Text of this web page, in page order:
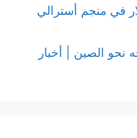
مليون دولار في منجم أسترالي
نحو الصين | أخبار